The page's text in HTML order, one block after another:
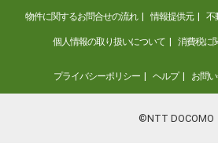
物件に関するお問合せの流れ 情報提供元 不
個人情報の取り扱いについて 消費税に
プライバシーポリシー ヘルプ お問
©NTT DOCOMO